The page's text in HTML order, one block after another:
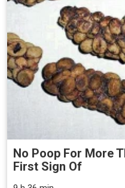
No Poop For More
First Sign Of